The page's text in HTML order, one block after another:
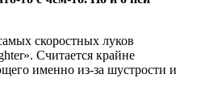
скоростных луков
Считается крайне
именно из-за шустрости и